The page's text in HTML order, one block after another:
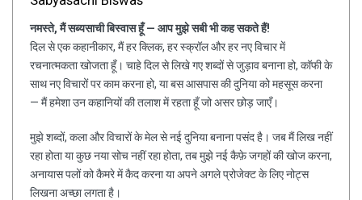
नमस्ते, मैं सब्यसाची बिस्वास हूँ — आप मुझे सबी भी कह सकते हैं!
दिल से एक कहानीकार, मैं हर क्लिक, हर स्क्रॉल और हर नए विचार में
रचनात्मकता खोजता हूँ। चाहे दिल से लिखे गए शब्दों से जुड़ाव बनाना हो, कॉफी के
साथ नए विचारों पर काम करना हो, या बस आसपास की दुनिया को महसूस करना
— मैं हमेशा उन कहानियों की तलाश में रहता हूँ जो असर छोड़ जाएँ।
मुझे शब्दों, कला और विचारों के मेल से नई दुनिया बनाना पसंद है। जब मैं लिख नहीं
रहा होता या कुछ नया सोच नहीं रहा होता, तब मुझे नई कैफ़े जगहों की खोज करना,
अनायास पलों को कैमरे में कैद करना या अपने अगले प्रोजेक्ट के लिए नोट्स
लिखना अच्छा लगता है।